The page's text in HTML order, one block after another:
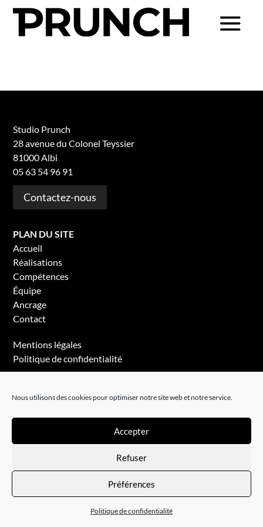
Nous utilisons des cookies pour optimiser notre site web et notre service.
Accepter
Refuser
Préférences
Politique de confidentialité
Studio Prunch
28 avenue du Colonel Teyssier
81000 Albi
05 63 54 96 91
Contactez-nous
PLAN DU SITE
Accueil
Réalisations
Compétences
Équipe
Ancrage
Contact
Mentions légales
Politique de confidentialité
© Studio Prunch